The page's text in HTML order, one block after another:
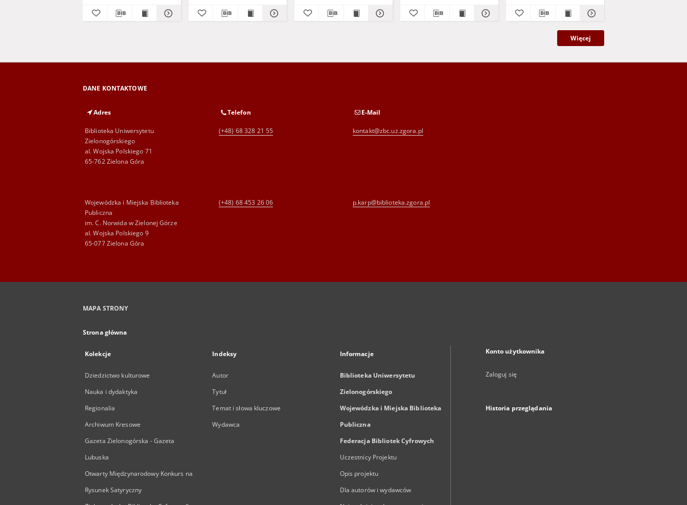
Więcej
DANE KONTAKTOWE
Adres
Biblioteka Uniwersytetu
Zielonogórskiego
al. Wojska Polskiego 71
65-762 Zielona Góra
Telefon
(+48) 68 328 21 55
E-Mail
kontakt@zbc.uz.zgora.pl
Wojewódzka i Miejska Biblioteka
Publiczna
im. C. Norwida w Zielonej Górze
al. Wojska Polskiego 9
65-077 Zielona Góra
(+48) 68 453 26 06 p.karp@biblioteka.zgora.pl
MAPA STRONY
Strona główna
Kolekcje
Dziedzictwo kulturowe
Nauka i dydaktyka
Regionalia
Archiwum Kresowe
Gazeta Zielonogórska - Gazeta
Lubuska
Otwarty Międzynarodowy Konkurs na
Rysunek Satyryczny
Indeksy
Autor
Tytuł
Temat i słowa kluczowe
Wydawca
Informacje
Biblioteka Uniwersytetu
Zielonogórskiego
Wojewódzka i Miejska Biblioteka
Publiczna
Federacja Bibliotek Cyfrowych
Uczestnicy Projektu
Opis projektu
Dla autorów i wydawców
Konto użytkownika
Zaloguj się
Historia przeglądania